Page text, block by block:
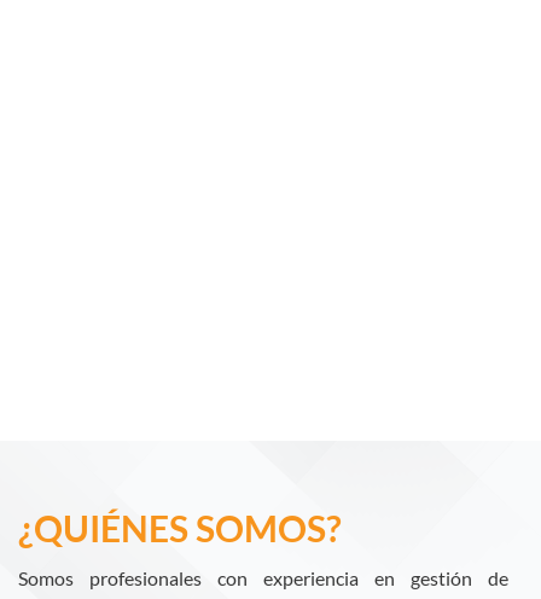
¿QUIÉNES SOMOS?
Somos profesionales con experiencia en gestión de